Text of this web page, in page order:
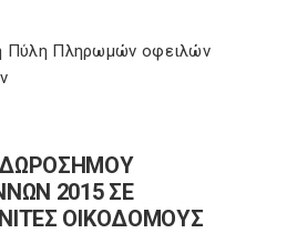
Πύλη Πληρωμών οφειλών
2015 ΣΕ
ΟΙΚΟΔΟΜΟΥΣ